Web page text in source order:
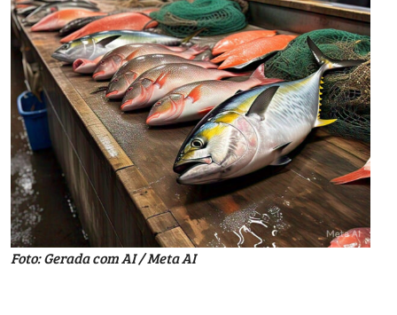
Foto: Gerada com AI / Meta AI